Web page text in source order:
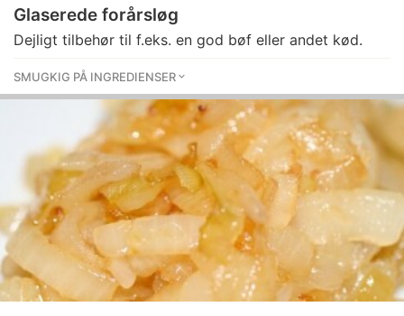
Glaserede forårsløg
Dejligt tilbehør til f.eks. en god bøf eller andet kød.
SMUGKIG PÅ INGREDIENSER